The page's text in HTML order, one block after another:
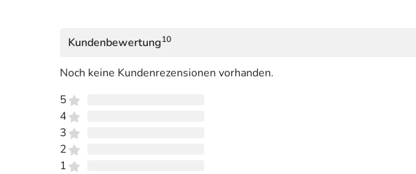
Kundenbewertung10
Noch keine Kundenrezensionen vorhanden.
5
4
3
2
1